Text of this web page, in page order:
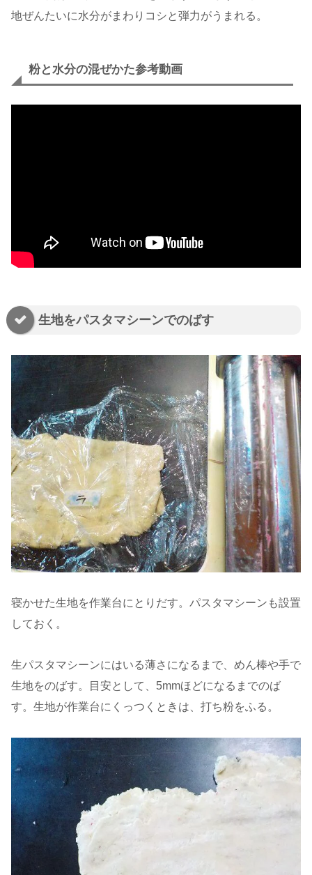
地ぜんたいに水分がまわりコシと弾力がうまれる。
粉と水分の混ぜかた参考動画
生地をパスタマシーンでのばす
寝かせた生地を作業台にとりだす。パスタマシーンも設置
しておく。
生パスタマシーンにはいる薄さになるまで、めん棒や手で
生地をのばす。目安として、5mmほどになるまでのば
す。生地が作業台にくっつくときは、打ち粉をふる。